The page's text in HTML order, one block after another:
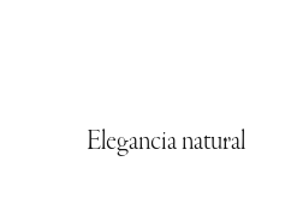
Elegancia natural